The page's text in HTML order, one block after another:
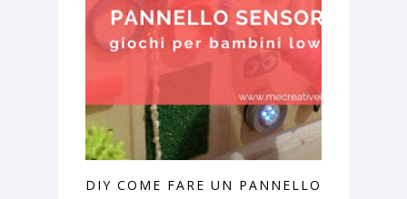
DIY COME FARE UN PANNELLO